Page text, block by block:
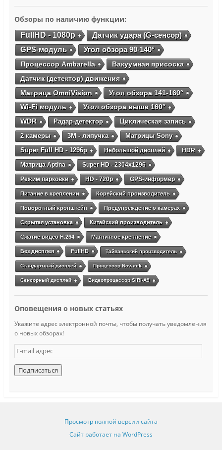
Обзоры по наличию функции:
FullHD - 1080p
Датчик удара (G-сенсор)
GPS-модуль
Угол обзора 90-140°
Процессор Ambarella
Вакуумная присоска
Датчик (детектор) движения
Матрица OmniVision
Угол обзора 141-160°
Wi-Fi модуль
Угол обзора выше 160°
WDR
Радар-детектор
Циклическая запись
2 камеры
3М - липучка Матрицы Sony
Super Full HD - 1296p Небольшой дисплей HDR
Матрица Aptina Super HD - 2304х1296
Режим парковки HD - 720p GPS-информер
Питание в креплении Корейский производитель
Поворотный кронштейн Предупреждение о камерах
Скрытая установка Китайский производитель
Сжатие видео H.264 Магнитное крепление
Без дисплея FullHD Тайваньский производитель
Стандартный дисплей Процессор Novatek
Сенсорный дисплей Видеопроцессор SIRI-A9
Оповещения о новых статьях
Укажите адрес электронной почты, чтобы получать уведомления
о новых обзорах!
E
-
m
a
Просмотр полной версии сайта
Сайт работает на WordPress